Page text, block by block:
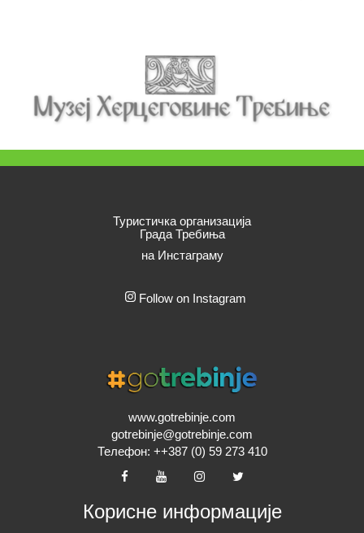
Туристичка организација
Града Требиња
на Инстаграму
Follow on Instagram
www.gotrebinje.com
gotrebinje@gotrebinje.com
Телефон: ++387 (0) 59 273 410
Корисне информације